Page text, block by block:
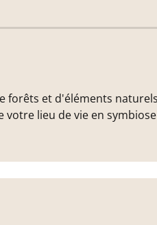
forêts et d'éléments
lieu de vie en